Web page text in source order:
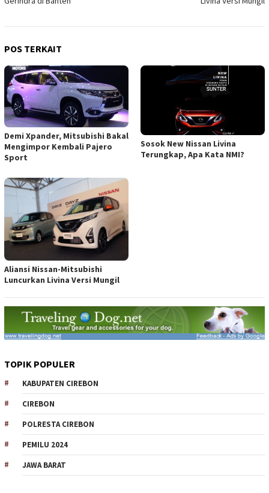
POS TERKAIT
Demi Xpander, Mitsubishi Bakal
Mengimpor Kembali Pajero
Sport
Sosok New Nissan Livina
Terungkap, Apa Kata NMI?
Aliansi Nissan-Mitsubishi
Luncurkan Livina Versi Mungil
TOPIK POPULER
KABUPATEN CIREBON
CIREBON
POLRESTA CIREBON
PEMILU 2024
JAWA BARAT